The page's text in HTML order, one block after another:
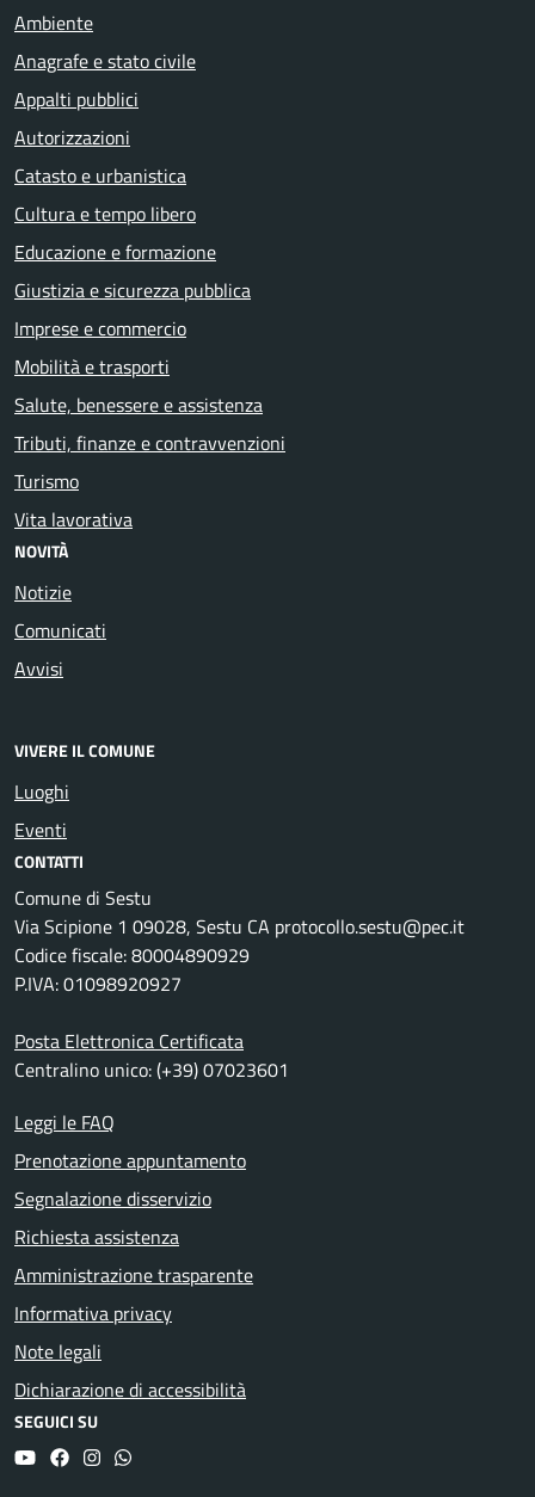
Ambiente
Anagrafe e stato civile
Appalti pubblici
Autorizzazioni
Catasto e urbanistica
Cultura e tempo libero
Educazione e formazione
Giustizia e sicurezza pubblica
Imprese e commercio
Mobilità e trasporti
Salute, benessere e assistenza
Tributi, finanze e contravvenzioni
Turismo
Vita lavorativa
NOVITÀ
Notizie
Comunicati
Avvisi
VIVERE IL COMUNE
Luoghi
Eventi
CONTATTI
Comune di Sestu
Via Scipione 1 09028, Sestu CA protocollo.sestu@pec.it
Codice fiscale: 80004890929
P.IVA: 01098920927
Posta Elettronica Certificata
Centralino unico: (+39) 07023601
Leggi le FAQ
Prenotazione appuntamento
Segnalazione disservizio
Richiesta assistenza
Amministrazione trasparente
Informativa privacy
Note legali
Dichiarazione di accessibilità
SEGUICI SU
YouTubeFacebookInstagram
Whatsapp